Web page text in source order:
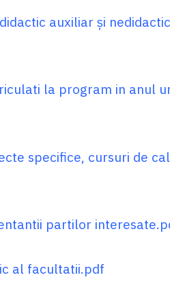
auxiliar și
la program in anul
specifice, cursuri de
partilor
al facultatii.pdf